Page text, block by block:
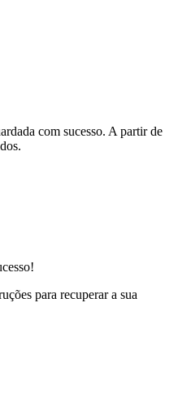
com sucesso. A partir de
para recuperar a sua